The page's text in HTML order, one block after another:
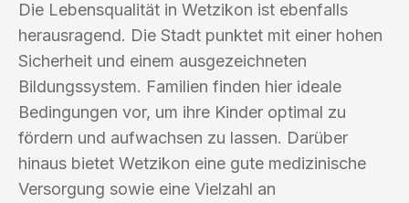
Die Lebensqualität in Wetzikon ist ebenfalls
herausragend. Die Stadt punktet mit einer hohen
Sicherheit und einem ausgezeichneten
Bildungssystem. Familien finden hier ideale
Bedingungen vor, um ihre Kinder optimal zu
fördern und aufwachsen zu lassen. Darüber
hinaus bietet Wetzikon eine gute medizinische
Versorgung sowie eine Vielzahl an